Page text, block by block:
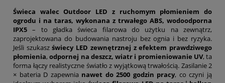
Świeca walec Outdoor LED z ruchomym płomieniem do
ogrodu i na taras, wykonana z trwałego ABS, wodoodporna
IPX5 – to gładka świeca filarowa do użytku na zewnątrz,
zaprojektowana do budowania nastroju bez ognia i bez ryzyka.
Jeśli szukaszświecy LED zewnętrznej z efektem prawdziwego
płomienia,odpornej na deszcz, wiatr i promieniowanie UV, ta
forma łączy realistyczne światło z wyjątkową trwałością. Zasilanie 2
× bateria D zapewnia nawet do 2500 godzin pracy, co czyni ją